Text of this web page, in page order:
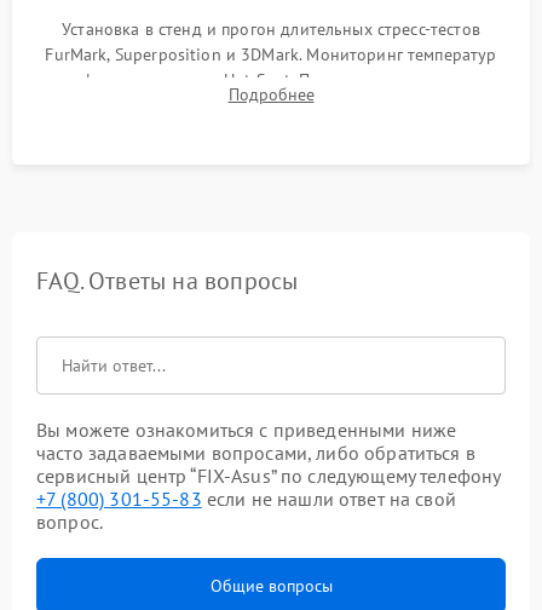
Установка в стенд и прогон длительных стресс-тестов
FurMark, Superposition и 3DMark. Мониторинг температур
графического чипа и Hot Spot. Проверка на отсутствие
артефактов изображения, вылетов драйвера и зависаний.
Подробнее
FAQ. Ответы на вопросы
Вы можете ознакомиться с приведенными ниже
часто задаваемыми вопросами, либо обратиться в
сервисный центр “FIX-Asus” по следующему телефону
+7 (800) 301-55-83 если не нашли ответ на свой
вопрос.
Общие вопросы